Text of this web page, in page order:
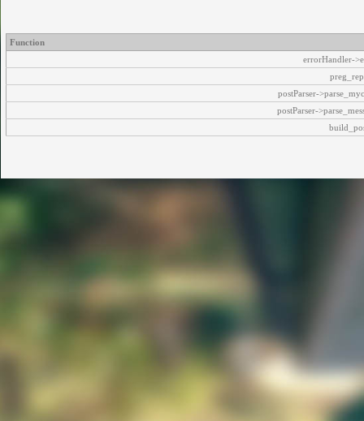
Function
errorHandler-
postParser-
postParser-